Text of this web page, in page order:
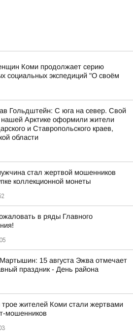
Коми продолжает серию
социальных экспедиций "О своём
Гольдштейн: С юга на север. Свой
нашей Арктике оформили жители
и Ставропольского краев,
области
стал жертвой мошенников
коллекционной монеты
в ряды Главного
15 августа Эжва отмечает
праздник - День района
трое жителей Коми стали жертвами
мошенников